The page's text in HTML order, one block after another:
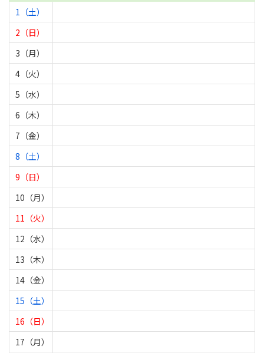
1（土）
2（日）
3（月）
4（火）
5（水）
6（木）
7（金）
8（土）
9（日）
10（月）
11（火）
12（水）
13（木）
14（金）
15（土）
16（日）
17（月）